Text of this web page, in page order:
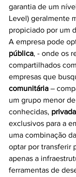
garantia de um
Level) geralmente
propiciado por um
A empresa pode
pública, - onde os
compartilhados
empresas que
comunitária –
um grupo menor
conhecidas, privada
exclusivos para a
uma combinação
optar por transferir
apenas a
ferramentas de